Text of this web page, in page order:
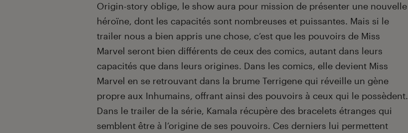
Origin-story oblige, le show aura pour mission de présenter une nouvelle
héroïne, dont les capacités sont nombreuses et puissantes. Mais si le
trailer nous a bien appris une chose, c’est que les pouvoirs de Miss
Marvel seront bien différents de ceux des comics, autant dans leurs
capacités que dans leurs origines. Dans les comics, elle devient Miss
Marvel en se retrouvant dans la brume Terrigene qui réveille un gène
propre aux Inhumains, offrant ainsi des pouvoirs à ceux qui le possèdent.
Dans le trailer de la série, Kamala récupère des bracelets étranges qui
semblent être à l’origine de ses pouvoirs. Ces derniers lui permettent